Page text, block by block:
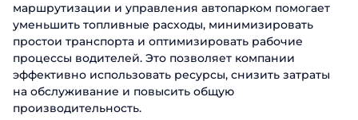
маршрутизации и управления автопарком помогает
уменьшить топливные расходы, минимизировать
простои транспорта и оптимизировать рабочие
процессы водителей. Это позволяет компании
эффективно использовать ресурсы, снизить затраты
на обслуживание и повысить общую
производительность.